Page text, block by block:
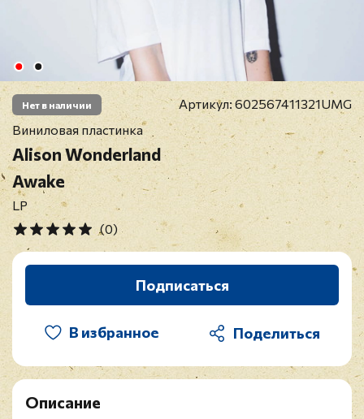
Нет в наличии Артикул:602567411321UMG
Виниловая пластинка
Alison Wonderland
Awake
LP
(0)
Подписаться
В избранное
Описание